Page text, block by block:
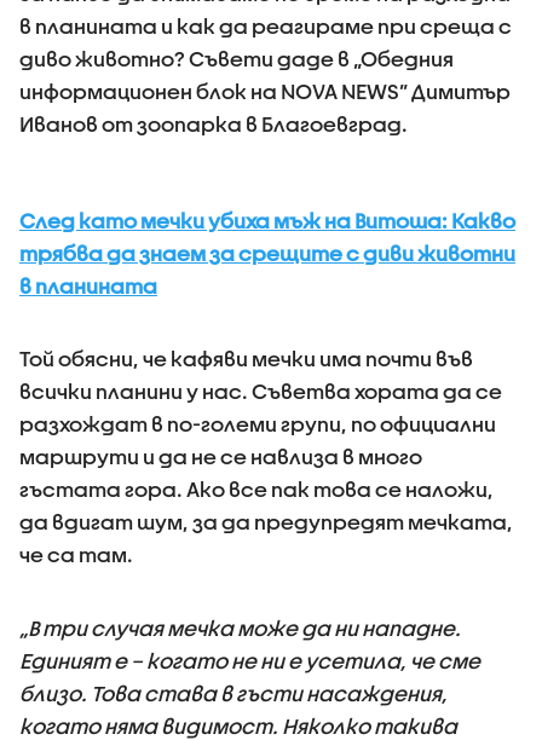
в планината и как да реагираме при среща с
диво животно? Съвети даде в „Обедния
информационен блок на NOVA NEWS” Димитър
Иванов от зоопарка в Благоевград.
След като мечки убиха мъж на Витоша: Какво
трябва да знаем за срещите с диви животни
в планината
Той обясни, че кафяви мечки има почти във
всички планини у нас. Съветва хората да се
разхождат в по-големи групи, по официални
маршрути и да не се навлиза в много
гъстата гора. Ако все пак това се наложи,
да вдигат шум, за да предупредят мечката,
че са там.
„В три случая мечка може да ни нападне.
Единият е – когато не ни е усетила, че сме
близо. Това става в гъсти насаждения,
когато няма видимост. Няколко такива